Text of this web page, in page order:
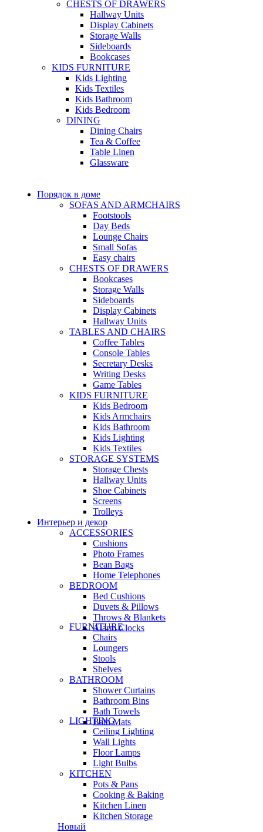
CHESTS OF DRAWERS
Hallway Units
Display Cabinets
Storage Walls
Sideboards
Bookcases
KIDS FURNITURE
Kids Lighting
Kids Textiles
Kids Bathroom
Kids Bedroom
DINING
Dining Chairs
Tea & Coffee
Table Linen
Glassware
Порядок в доме
SOFAS AND ARMCHAIRS
Footstools
Day Beds
Lounge Chairs
Small Sofas
Easy chairs
CHESTS OF DRAWERS
Bookcases
Storage Walls
Sideboards
Display Cabinets
Hallway Units
TABLES AND CHAIRS
Coffee Tables
Console Tables
Secretary Desks
Writing Desks
Game Tables
KIDS FURNITURE
Kids Bedroom
Kids Armchairs
Kids Bathroom
Kids Lighting
Kids Textiles
STORAGE SYSTEMS
Storage Chests
Hallway Units
Shoe Cabinets
Screens
Trolleys
Интерьер и декор
ACCESSORIES
Cushions
Photo Frames
Bean Bags
Home Telephones
BEDROOM
Bed Cushions
Duvets & Pillows
Throws & Blankets
Alarm Clocks
FURNITURE
Chairs
Loungers
Stools
Shelves
BATHROOM
Shower Curtains
Bathroom Bins
Bath Towels
Bath Mats
LIGHTING
Ceiling Lighting
Wall Lights
Floor Lamps
Light Bulbs
KITCHEN
Pots & Pans
Cooking & Baking
Kitchen Linen
Kitchen Storage
Новый